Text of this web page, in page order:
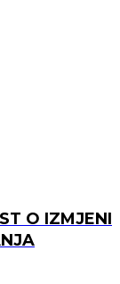
O IZMJENI